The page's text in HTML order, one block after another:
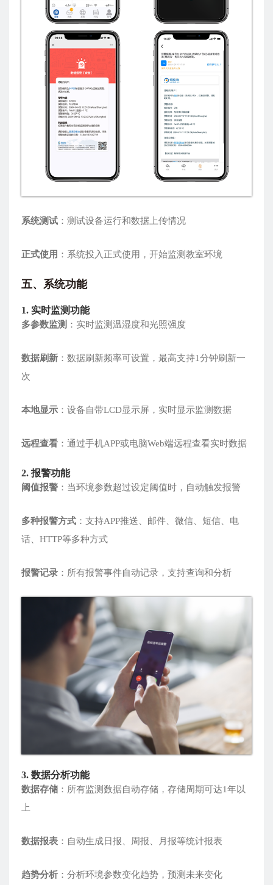
系统测试 ：测试设备运行和数据上传情况
正式使用 ：系统投入正式使用，开始监测教室环境
五、系统功能
1. 实时监测功能
多参数监测 ：实时监测温湿度和光照强度
数据刷新 ：数据刷新频率可设置，最高支持1分钟刷新一
次
本地显示 ：设备自带LCD显示屏，实时显示监测数据
远程查看 ：通过手机APP或电脑Web端远程查看实时数据
2. 报警功能
阈值报警 ：当环境参数超过设定阈值时，自动触发报警
多种报警方式 ：支持APP推送、邮件、微信、短信、电
话、HTTP等多种方式
报警记录 ：所有报警事件自动记录，支持查询和分析
3. 数据分析功能
数据存储 ：所有监测数据自动存储，存储周期可达1年以
上
数据报表 ：自动生成日报、周报、月报等统计报表
趋势分析 ：分析环境参数变化趋势，预测未来变化